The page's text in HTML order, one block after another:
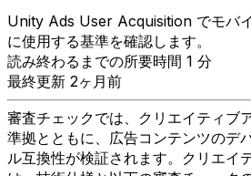
Unity Ads User Acquisition でモバ
に使用する基準を確認します。
読み終わるまでの所要時間 1 分
最終更新 2ヶ月前
審査チェックでは、クリエイティブ
準拠とともに、広告コンテンツのデ
ル互換性が検証されます。クリエイ